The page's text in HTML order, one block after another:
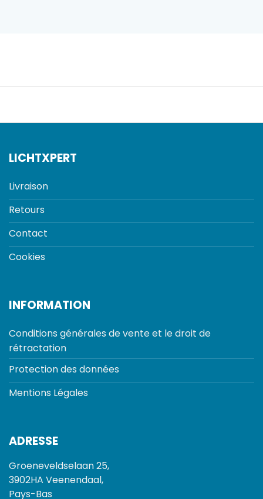
LICHTXPERT
Livraison
Retours
Contact
Cookies
INFORMATION
Conditions générales de vente et le droit de
rétractation
Protection des données
Mentions Légales
ADRESSE
Groeneveldselaan 25,
3902HA Veenendaal,
Pays-Bas